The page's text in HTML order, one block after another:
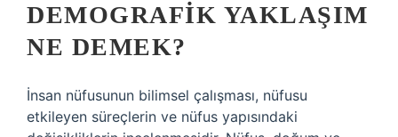
DEMOGRAFIK YAKLAŞIM
NE DEMEK?
İnsan nüfusunun bilimsel çalışması, nüfusu
etkileyen süreçlerin ve nüfus yapısındaki